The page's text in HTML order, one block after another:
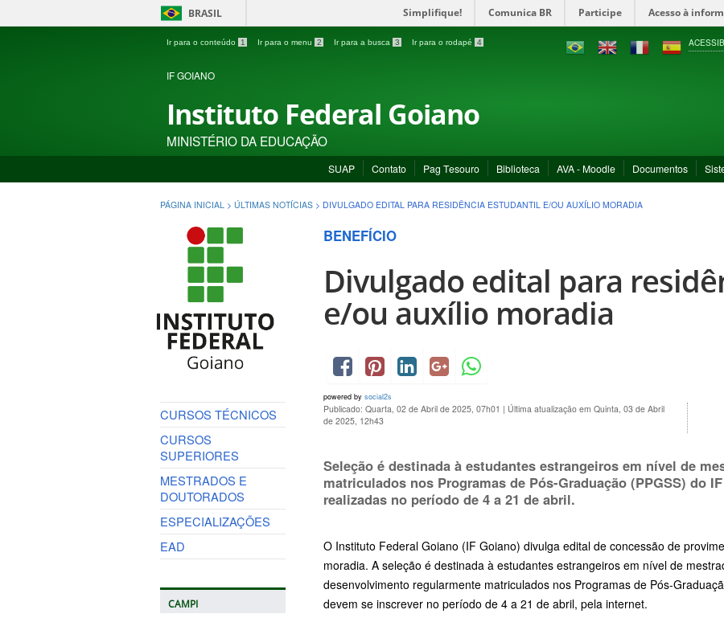
BRASIL Simplifique! Comunica BR Participe Acesso à
Ir para o conteúdo 1 Ir para o menu 2 Ir para a busca 3 Ir para o rodapé 4
IF GOIANO
Instituto Federal Goiano
MINISTÉRIO DA EDUCAÇÃO
SUAP Contato Pag Tesouro Biblioteca AVA - Moodle Documentos
PÁGINA INICIAL > ÚLTIMAS NOTÍCIAS > DIVULGADO EDITAL PARA RESIDÊNCIA ESTUDANTIL E/OU AUXÍLIO MORADIA
CURSOS TÉCNICOS
CURSOS
SUPERIORES
MESTRADOS E
DOUTORADOS
ESPECIALIZAÇÕES
EAD
CAMPI
BENEFÍCIO
Divulgado edital para
e/ou auxílio moradia
powered by social2s
Publicado: Quarta, 02 de Abril de 2025, 07h01 | Última atualização em Quinta, 03 de Abril
de 2025, 12h43
Seleção é destinada à estudantes estrangeiros em nível de
matriculados nos Programas de Pós-Graduação (PPGSS) do
realizadas no período de 4 a 21 de abril.
O Instituto Federal Goiano (IF Goiano) divulga edital de concessão de
moradia. A seleção é destinada à estudantes estrangeiros em nível de
desenvolvimento regularmente matriculados nos Programas de Pós-
devem se inscrever no período de 4 a 21 de abril, pela internet.